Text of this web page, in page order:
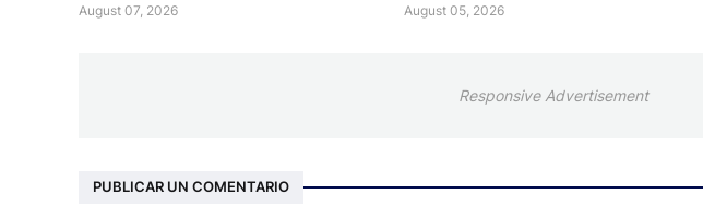
August 07, 2026 August 05, 2026
Responsive Advertisement
PUBLICAR UN COMENTARIO